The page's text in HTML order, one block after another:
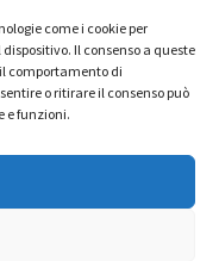
come i cookie per
Il consenso a queste
comportamento di
o ritirare il consenso può
e funzioni.